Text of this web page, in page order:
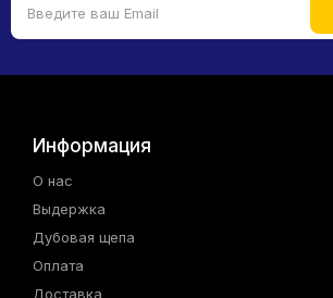
Информация
О нас
Выдержка
Дубовая щепа
Оплата
Доставка